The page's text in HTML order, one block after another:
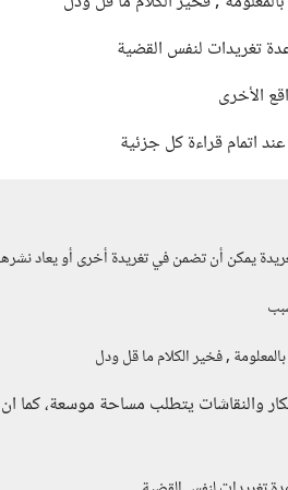
تغريدات لنفس القضية
الأخرى
اتمام قراءة كل جزئية
يمكن أن تضمن في تغريدة أخرى أو يعاد
, فخير الكلام ما قل ودل
والنقاشات يتطلب مساحة موسعة، كما